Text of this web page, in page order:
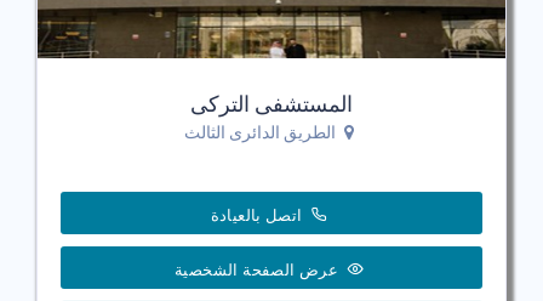
المستشفى التركى
الطريق الدائرى الثالث
اتصل بالعيادة
عرض الصفحة الشخصية